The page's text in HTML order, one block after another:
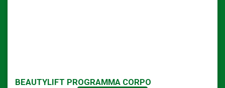
BEAUTYLIFT PROGRAMMA CORPO